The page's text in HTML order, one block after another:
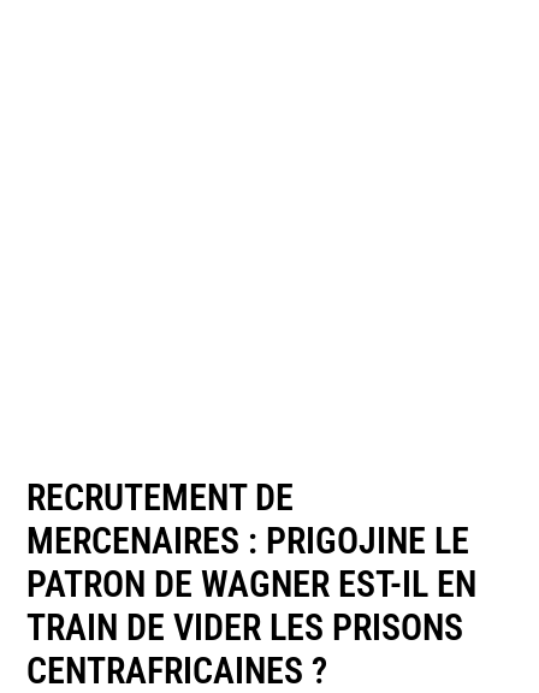
RECRUTEMENT DE
MERCENAIRES : PRIGOJINE LE
PATRON DE WAGNER EST-IL EN
TRAIN DE VIDER LES PRISONS
CENTRAFRICAINES ?